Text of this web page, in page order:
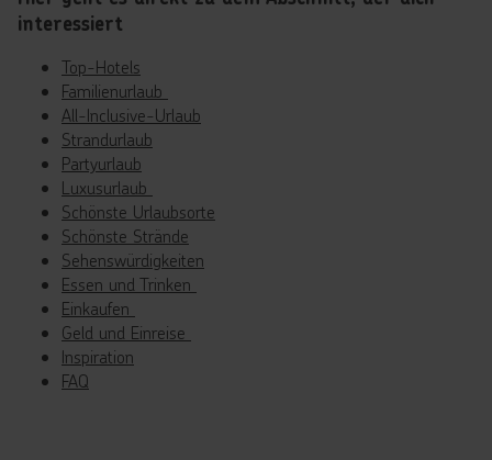
interessiert
Top-Hotels
Familienurlaub
All-Inclusive-Urlaub
Strandurlaub
Partyurlaub
Luxusurlaub
Schönste Urlaubsorte
Schönste Strände
Sehenswürdigkeiten
Essen und Trinken
Einkaufen
Geld und Einreise
Inspiration
FAQ